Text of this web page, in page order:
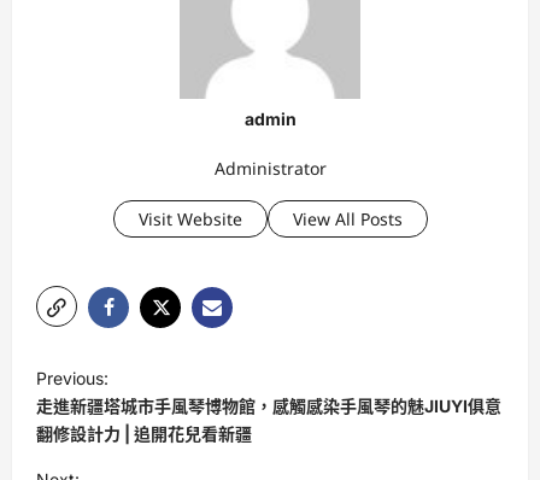
admin
Administrator
Visit Website View All Posts
o
s
Previous:
走進新疆塔城市手風琴博物館，感觸感染手風琴的魅JIUYI俱意
翻修設計力 | 追開花兒看新疆